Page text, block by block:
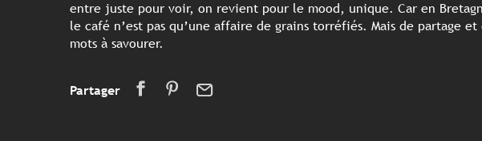
entre juste pour voir, on revient pour le mood, unique. Car en
le café n’est pas qu’une affaire de grains torréfiés. Mais de partage et
mots à savourer.
Partager